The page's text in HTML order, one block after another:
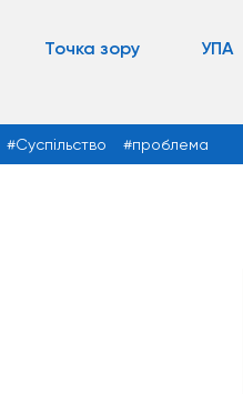
Точка зору УПА
Суспільство проблема